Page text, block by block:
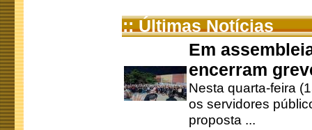
:: Últimas Notícias
Em
encerram
Nesta quarta-feira
os servidores
proposta ...